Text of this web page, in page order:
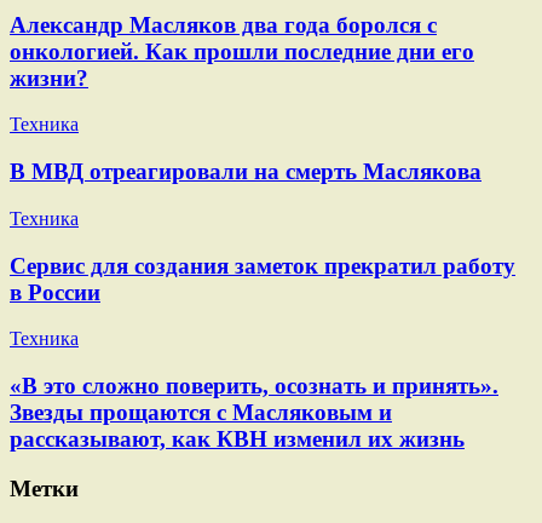
Александр Масляков два года боролся с
онкологией. Как прошли последние дни его
жизни?
Техника
В МВД отреагировали на смерть Маслякова
Техника
Сервис для создания заметок прекратил работу
в России
Техника
«В это сложно поверить, осознать и принять».
Звезды прощаются с Масляковым и
рассказывают, как КВН изменил их жизнь
Метки